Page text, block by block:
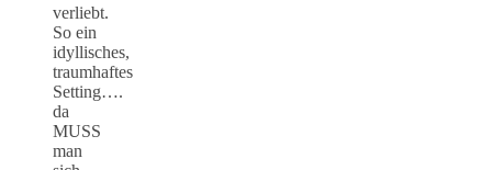
verliebt.
So ein
idyllisches,
traumhaftes
Setting….
da
MUSS
man